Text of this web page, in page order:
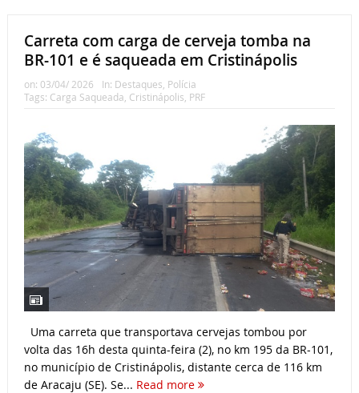
Carreta com carga de cerveja tomba na
BR-101 e é saqueada em Cristinápolis
on: 03/04/ 2026 In: Destaques Polícia
Tags: Carga Saqueada Cristinápolis PRF
Uma carreta que transportava cervejas tombou por
volta das 16h desta quinta-feira (2), no km 195 da BR-101,
no município de Cristinápolis, distante cerca de 116 km
de Aracaju (SE). Se... Read more